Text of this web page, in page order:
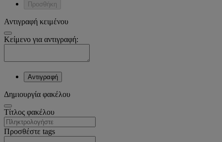
Προσθήκη
Αντιγραφή κειμένου
Κείμενο για αντιγραφή:
Αντιγραφή
Δημιουργία φακέλου
Tίτλος φακέλου
Προσθέστε tags